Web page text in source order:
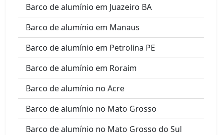
Barco de alumínio em Juazeiro BA
Barco de alumínio em Manaus
Barco de alumínio em Petrolina PE
Barco de alumínio em Roraim
Barco de alumínio no Acre
Barco de alumínio no Mato Grosso
Barco de alumínio no Mato Grosso do Sul